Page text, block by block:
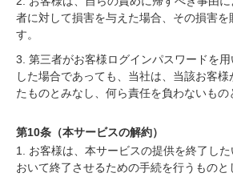
者に対して損害を与えた場合、その損害を
す。
3. 第三者がお客様ログインパスワードを
した場合であっても、当社は、当該お客
たものとみなし、何ら責任を負わないもの
第10条（本サービスの解約）
1. お客様は、本サービスの提供を終了し
おいて終了させるための手続を行うものと